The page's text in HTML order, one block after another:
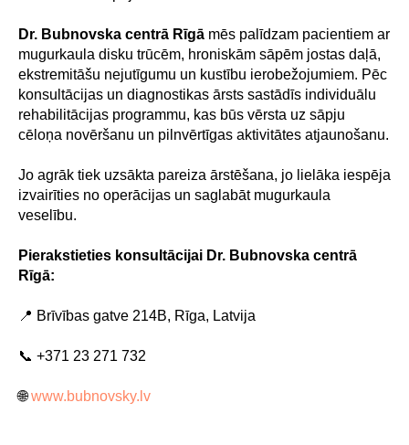
Dr. Bubnovska centrā Rīgā mēs palīdzam pacientiem ar
mugurkaula disku trūcēm, hroniskām sāpēm jostas daļā,
ekstremitāšu nejutīgumu un kustību ierobežojumiem. Pēc
konsultācijas un diagnostikas ārsts sastādīs individuālu
rehabilitācijas programmu, kas būs vērsta uz sāpju
cēloņa novēršanu un pilnvērtīgas aktivitātes atjaunošanu.
Jo agrāk tiek uzsākta pareiza ārstēšana, jo lielāka iespēja
izvairīties no operācijas un saglabāt mugurkaula
veselību.
Pierakstieties konsultācijai Dr. Bubnovska centrā
Rīgā:
📍 Brīvības gatve 214B, Rīga, Latvija
📞 +371 23 271 732
🌐www.bubnovsky.lv